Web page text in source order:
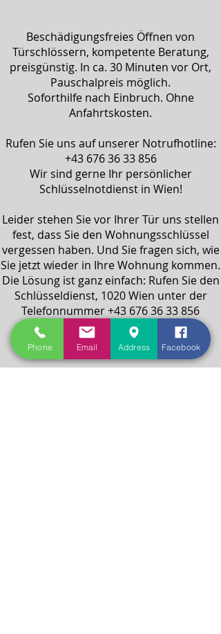
Beschädigungsfreies Öffnen von
Türschlössern, kompetente Beratung,
preisgünstig. In ca. 30 Minuten vor Ort,
Pauschalpreis möglich.
Soforthilfe nach Einbruch. Ohne
Anfahrtskosten.
Rufen Sie uns auf unserer Notrufhotline:
+43 676 36 33 856
Wir sind gerne Ihr persönlicher
Schlüsselnotdienst in Wien!
Leider stehen Sie vor Ihrer Tür uns stellen
fest, dass Sie den Wohnungsschlüssel
vergessen haben. Und Sie fragen sich, wie
Sie jetzt wieder in Ihre Wohnung kommen.
Die Lösung ist ganz einfach: Rufen Sie den
Schlüsseldienst, 1020 Wien unter der
Telefonnummer +43 676 36 33 856
Wir kommen innerhalb von ca. 30
Minuten.
Egal, welches Schloß Sie in Ihrer
Phone Email Address Facebook